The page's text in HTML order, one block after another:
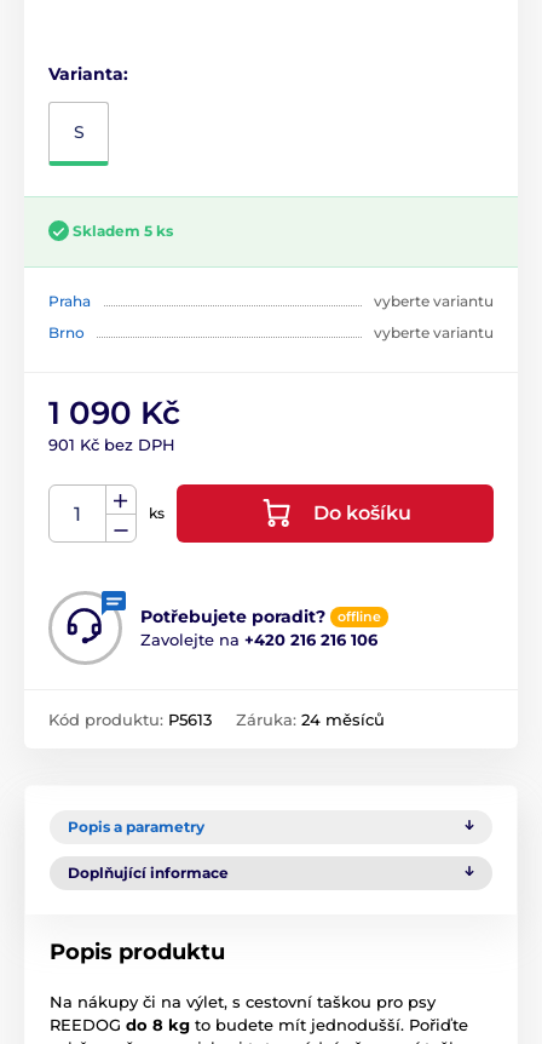
Varianta:
S
Skladem 5 ks
Praha
vyberte variantu
Brno
vyberte variantu
1 090 Kč
901 Kč bez DPH
ks Do košíku
Potřebujete poradit? offline
Zavolejte na +420 216 216 106
Kód produktu: P5613 Záruka: 24 měsíců
Popis a parametry
Doplňující informace
Popis produktu
Na nákupy či na výlet, s cestovní taškou pro psy
REEDOG do 8 kg to budete mít jednodušší. Pořiďte